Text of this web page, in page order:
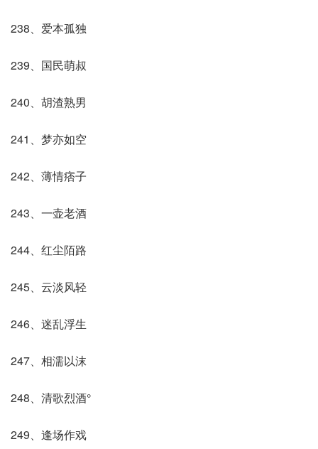
238、爱本孤独
239、国民萌叔
240、胡渣熟男
241、梦亦如空
242、薄情痞子
243、一壶老酒
244、红尘陌路
245、云淡风轻
246、迷乱浮生
247、相濡以沫
248、清歌烈酒°
249、逢场作戏